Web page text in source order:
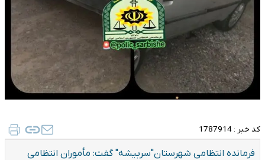
کد خبر : 1787914
فرمانده انتظامی شهرستان"سربیشه" گفت: مأموران انتظامی